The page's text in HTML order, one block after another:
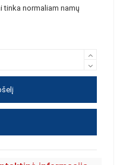
tinka normaliam namų